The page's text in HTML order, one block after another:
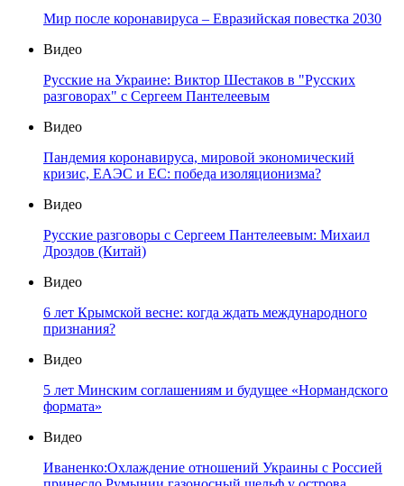
Мир после коронавируса – Евразийская повестка 2030
Видео
Русские на Украине: Виктор Шестаков в "Русских
разговорах" с Сергеем Пантелеевым
Видео
Пандемия коронавируса, мировой экономический
кризис, ЕАЭС и ЕС: победа изоляционизма?
Видео
Русские разговоры с Сергеем Пантелеевым: Михаил
Дроздов (Китай)
Видео
6 лет Крымской весне: когда ждать международного
признания?
Видео
5 лет Минским соглашениям и будущее «Нормандского
формата»
Видео
Иваненко:Охлаждение отношений Украины с Россией